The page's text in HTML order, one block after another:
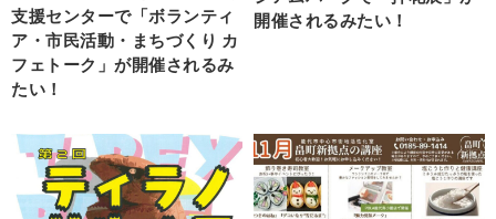
支援センターで「ボランティ
ア・市民活動・まちづくり カ
フェトーク」が開催されるみ
たい！
開催されるみたい！